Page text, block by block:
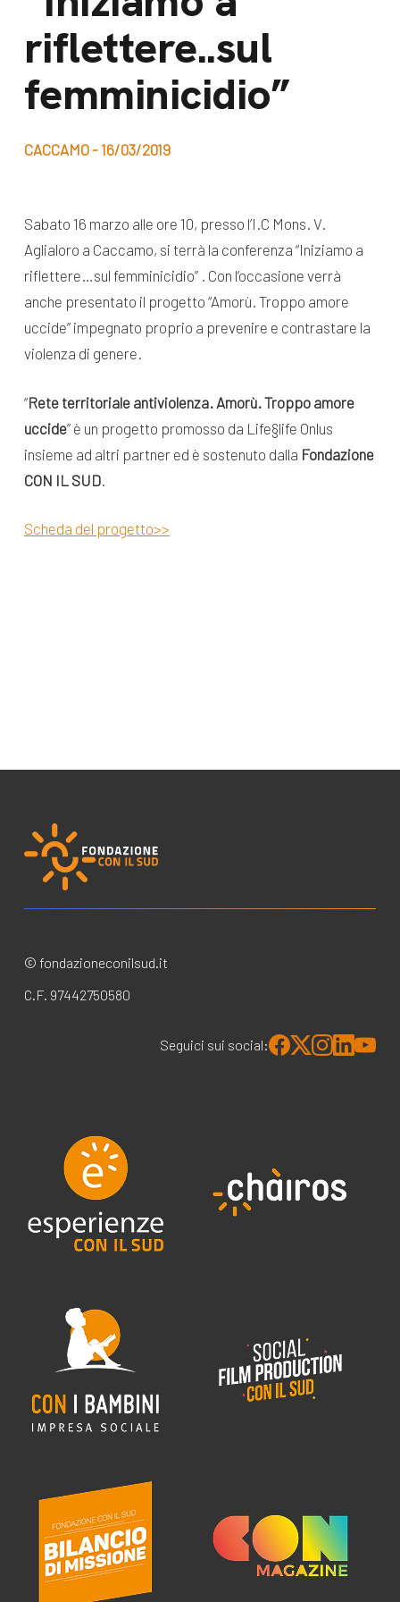
riflettere..sul
femminicidio”
CACCAMO - 16/03/2019
Sabato 16 marzo alle ore 10, presso l’I.C Mons. V.
Aglialoro a Caccamo, si terrà la conferenza “Iniziamo a
riflettere…sul femminicidio” . Con l’occasione verrà
anche presentato il progetto “Amorù. Troppo amore
uccide” impegnato proprio a prevenire e contrastare la
violenza di genere.
“Rete territoriale antiviolenza. Amorù. Troppo amore
uccide” è un progetto promosso da Life§life Onlus
insieme ad altri partner ed è sostenuto dalla Fondazione
CON IL SUD.
Scheda del progetto>>
© fondazioneconilsud.it
C.F. 97442750580
Seguici sui social:
Lavora con noi
Bilancio di
missione
appuntamenti
Appuntamenti
Campagne
Libri e
e blog progetti
Seguici sui social: